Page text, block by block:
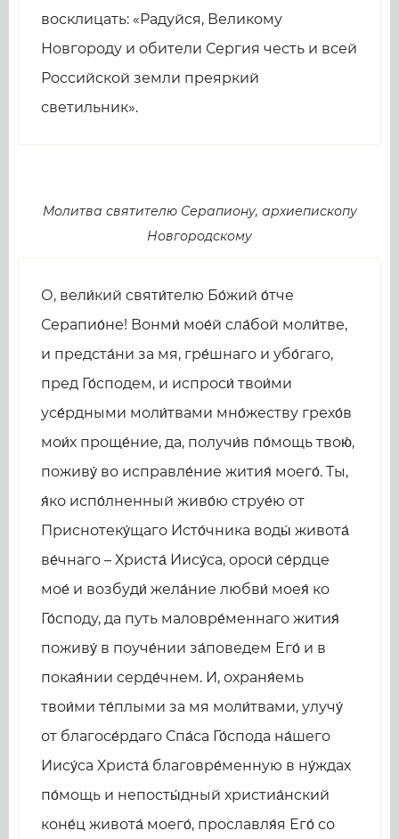
восклицать: «Радуйся, Великому
Новгороду и обители Сергия честь и всей
Российской земли преяркий
светильник».
Молитва святителю Серапиону, архиепископу
Новгородскому
О, вели́кий святи́телю Бо́жий о́тче
Серапио́не! Вонми́ мое́й сла́бой моли́тве,
и предста́ни за мя, гре́шнаго и убо́гаго,
пред Го́сподем, и испроси́ твои́ми
усе́рдными моли́твами мно́жеству грехо́в
мои́х проще́ние, да, получи́в по́мощь твою́,
поживу́ во исправле́ние жития́ моего́. Ты,
я́ко испо́лненный живо́ю струе́ю от
Приснотеку́щаго Исто́чника воды́ живота́
ве́чнаго – Христа́ Иису́са, ороси́ се́рдце
мое́ и возбуди́ жела́ние любви́ моея́ ко
Го́споду, да путь маловре́меннаго жития́
поживу́ в поуче́нии за́поведем Его́ и в
покая́нии серде́чнем. И, охраня́емь
твои́ми те́плыми за мя моли́твами, улучу́
от благосе́рдаго Спа́са Го́спода на́шего
Иису́са Христа́ благовре́менную в ну́ждах
по́мощь и непосты́дный христиа́нский
коне́ц живота́ моего́, прославля́я Его́ со